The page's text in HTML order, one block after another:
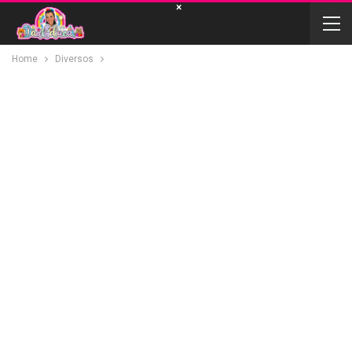
Home Diversos
×